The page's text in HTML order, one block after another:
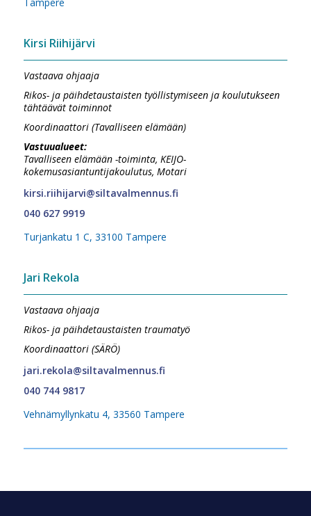
Kirsi Riihijärvi
Vastaava ohjaaja
Rikos- ja päihdetaustaisten työllistymiseen ja koulutukseen
tähtäävät toiminnot
Koordinaattori (Tavalliseen elämään)
Vastuualueet:
Tavalliseen elämään -toiminta, KEIJO-
kokemusasiantuntijakoulutus, Motari
kirsi.riihijarvi@siltavalmennus.fi
040 627 9919
Turjankatu 1 C, 33100 Tampere
Jari Rekola
Vastaava ohjaaja
Rikos- ja päihdetaustaisten traumatyö
Koordinaattori (SÄRÖ)
jari.rekola@siltavalmennus.fi
040 744 9817
Vehnämyllynkatu 4, 33560 Tampere